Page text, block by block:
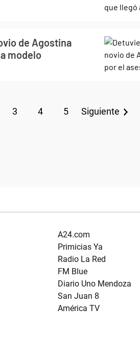
de Agostina
modelo
3 4 5 Siguiente
A24.com
Primicias Ya
Radio La Red
FM Blue
Diario Uno Mendoza
San Juan 8
América TV